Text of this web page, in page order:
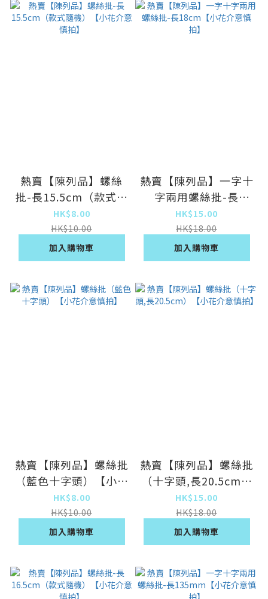
熱賣【陳列品】螺絲
批-長15.5cm（款式隨
機）【小花介意慎拍】
HK$8.00
HK$10.00
加入購物車
熱賣【陳列品】一字十
字兩用螺絲批-長
18cm【小花介意慎
拍】
HK$15.00
HK$18.00
加入購物車
熱賣【陳列品】螺絲批
（藍色十字頭）【小花
介意慎拍】
HK$8.00
HK$10.00
加入購物車
熱賣【陳列品】螺絲批
（十字頭,長20.5cm）
【小花介意慎拍】
HK$15.00
HK$18.00
加入購物車